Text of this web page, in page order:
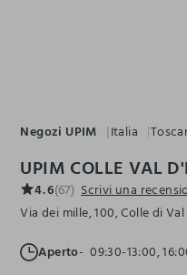
Negozi UPIM Italia
UPIM COLLE VAL
4.6(67) Scrivi una
Via dei mille, 100, Colle di Val
Aperto 09:30-13:00,